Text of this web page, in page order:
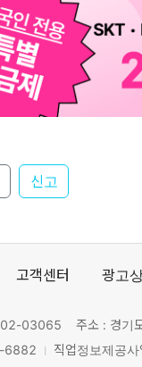
신고
고객센터 광고
03065
주소 : 경기
6882
직업정보제공